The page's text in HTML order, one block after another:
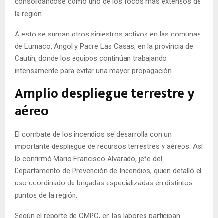
la región.
A esto se suman otros siniestros activos en las comunas
de Lumaco, Angol y Padre Las Casas, en la provincia de
Cautín, donde los equipos continúan trabajando
intensamente para evitar una mayor propagación.
Amplio despliegue terrestre y
aéreo
El combate de los incendios se desarrolla con un
importante despliegue de recursos terrestres y aéreos. Así
lo confirmó Mario Francisco Alvarado, jefe del
Departamento de Prevención de Incendios, quien detalló el
uso coordinado de brigadas especializadas en distintos
puntos de la región.
Según el reporte de CMPC, en las labores participan